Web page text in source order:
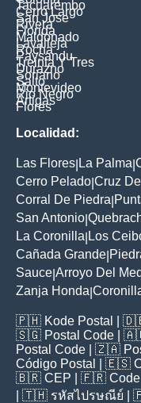
Tacuarembo
Cerro Largo
San Jose
Rivera
Florida
Maldonado
Lavalleja
Rocha
Paysandu
Treinta Y Tres
Durazno
Soriano
Salto
Montevideo
Rio Negro
Artigas
Flores
Localidad:
Las Flores La Palma
Cerro Pelado Cruz
Corral De Piedra
San Antonio
La Coronilla Los
Cañada Grande
Sauce Arroyo Del
Zanja Honda
🇵🇭 Kode Postal |
🇸🇬 Postal Code |
Postal Code | 🇿🇦
Código Postal
| 🇪🇸
🇧🇷 CEP | 🇫🇷 Code
| 🇹🇭 รหัสไปรษณีย์ |